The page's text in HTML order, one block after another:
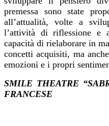
premessa sono state
all’attualità, volte a
l’attività di riflessione e
capacità di rielaborare in
concetti acquisiti, ma
emozioni e i propri
SMILE THEATRE
FRANCESE